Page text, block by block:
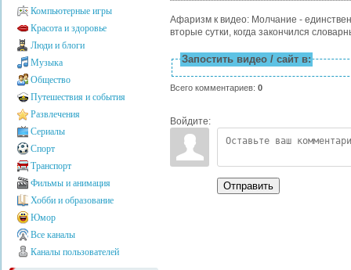
Компьютерные игры
Красота и здоровье
Люди и блоги
Музыка
Общество
Путешествия и события
Развлечения
Сериалы
Спорт
Транспорт
Фильмы и анимация
Хобби и образование
Юмор
Все каналы
Каналы пользователей
Афаризм к видео: Молчание -
вторые сутки, когда закончился
Запостить видео / сайт в:
Всего комментариев: 0
Войдите:
Отправить